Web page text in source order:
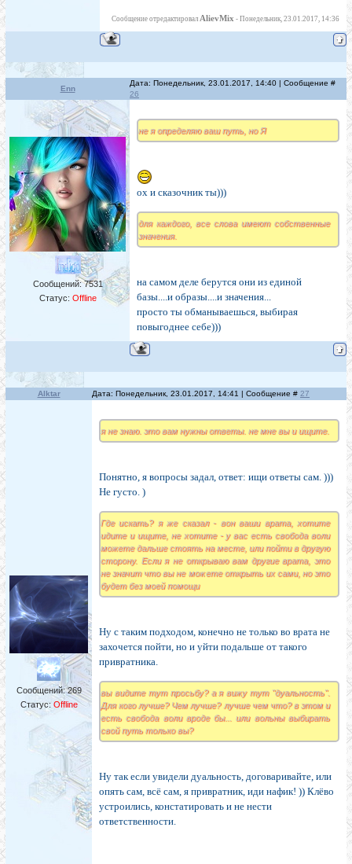
Сообщение отредактировал AlievMix - Понедельник, 23.01.2017, 14:36
Enn
Дата: Понедельник, 23.01.2017, 14:40 | Сообщение #
26
Сообщений:7531
Статус: Offline
не я определяю ваш путь, но Я
ох и сказочник ты)))
для каждого, все слова имеют собственные
значения.
на самом деле берутся они из единой
базы....и образы....и значения...
просто ты обманываешься, выбирая
повыгоднее себе)))
Alktar Дата: Понедельник, 23.01.2017, 14:41 | Сообщение # 27
Сообщений:269
Статус: Offline
я не знаю. это вам нужны ответы. не мне вы и ищите.
Понятно, я вопросы задал, ответ: ищи ответы сам. )))
Не густо. )
Где искать? я же сказал - вон ваши врата, хотите
идите и ищите, не хотите - у вас есть свобода воли
можете дальше стоять на месте, или пойти в другую
сторону. Если я не открываю вам другие врата, это
не значит что вы не можете открыть их сами, но это
будет без моей помощи
Ну с таким подходом, конечно не только во врата не
захочется пойти, но и уйти подальше от такого
привратника.
вы видите тут просьбу? а я вижу тут "дуальность".
Для кого лучше? Чем лучше? лучше чем что? в этом и
есть свобода воли вроде бы... или вольны выбирать
свой путь только вы?
Ну так если увидели дуальность, договаривайте, или
опять сам, всё сам, я привратник, иди нафик! )) Клёво
устроились, констатировать и не нести
ответственности.